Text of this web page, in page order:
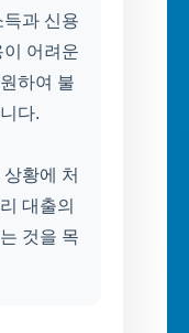
과 신용
어려운
하여 불
다.
황에 처
대출의
것을 목